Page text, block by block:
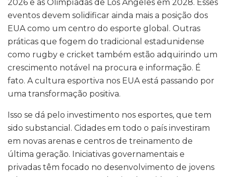
2026 e as Olimpíadas de Los Angeles em 2028. Esses
eventos devem solidificar ainda mais a posição dos
EUA como um centro do esporte global. Outras
práticas que fogem do tradicional estadunidense
como rugby e cricket também estão adquirindo um
crescimento notável na procura e informação. É
fato. A cultura esportiva nos EUA está passando por
uma transformação positiva.
Isso se dá pelo investimento nos esportes, que tem
sido substancial. Cidades em todo o país investiram
em novas arenas e centros de treinamento de
última geração. Iniciativas governamentais e
privadas têm focado no desenvolvimento de jovens